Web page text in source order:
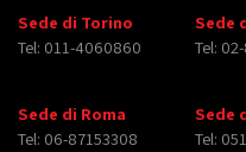
Sede di Torino
Tel: 011-4060860
Sede
Tel:
Sede di Roma
Tel: 06-87153308
Sede
Tel: